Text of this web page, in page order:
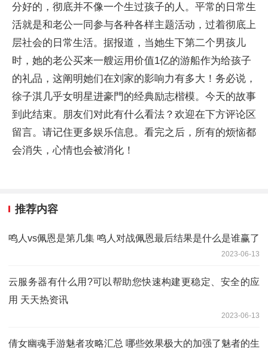
分好的，彻底并不像一个生过孩子的人。平常的日常生
活就是和老公一同参与各种各样主题活动，过着彻底上
层社会的日常生活。据报道，当她生下第二个男孩儿
时，她的老公买来一艘运用价值1亿的游船作为给孩子
的礼品，这阐明她们在刘家的影响力有多大！务必说，
徐子淇几乎女明星进豪門的经典励志楷模。今天的故事
到此结束。朋友们对此有什么看法？欢迎在下方评论区
留言。请记住更多娱乐信息。看完之后，所有的烦恼都
会消失，心情也会被消化！
推荐内容
鸣人vs佩恩是第几集 鸣人对战佩恩最后结果是什么是谁赢了
2023-06-13
云服务器有什么用?可以帮助您快速构建更稳定、安全的应
用 天天热资讯
2023-06-13
倩女幽魂手游魅者攻略汇总 哪些效果极大的加强了魅者的生